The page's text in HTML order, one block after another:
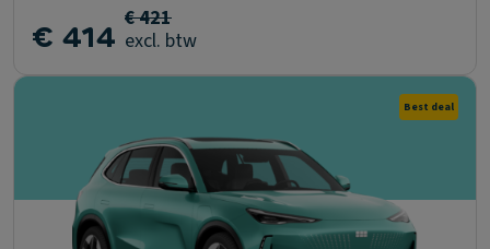
€ 414 € 421
excl. btw
Best deal